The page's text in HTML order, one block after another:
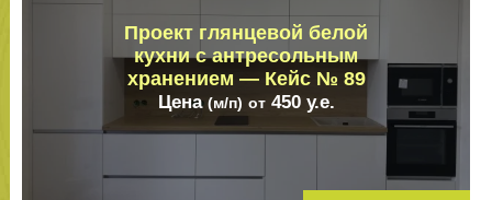
Проект глянцевой белой
кухни с антресольным
хранением — Кейс № 89
Цена(м/п) от450 у.е.